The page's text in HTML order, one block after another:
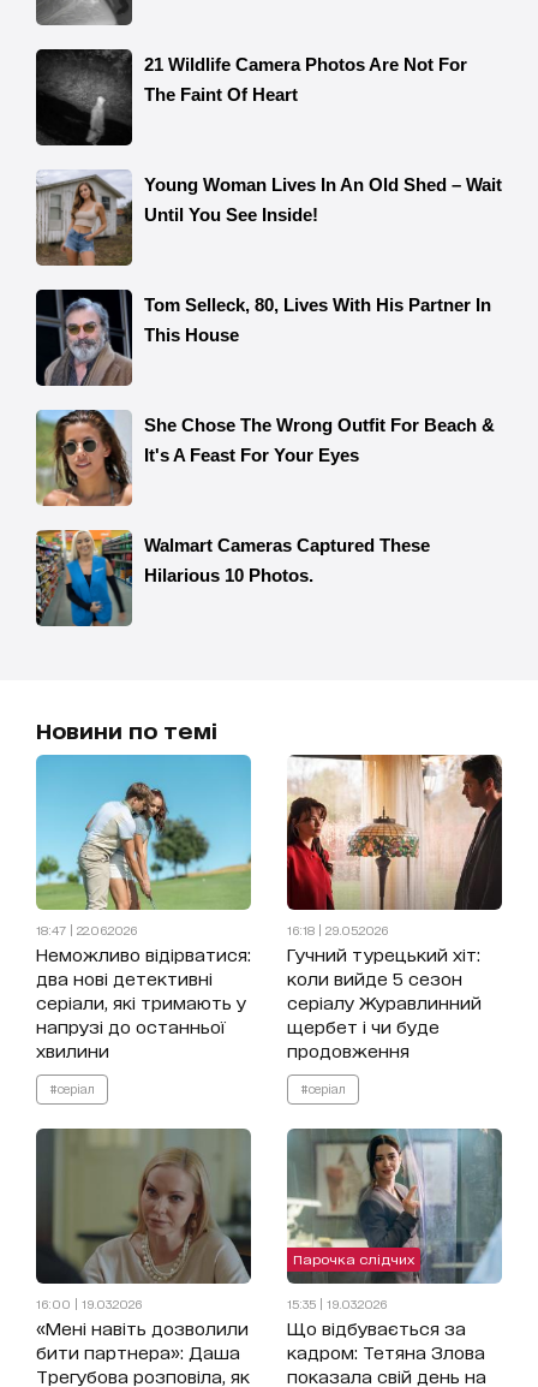
Новини по темі
18:47 | 22.06.2026
Неможливо відірватися:
два нові детективні
серіали, які тримають у
напрузі до останньої
хвилини
#серіал
16:18 | 29.05.2026
Гучний турецький хіт:
коли вийде 5 сезон
серіалу Журавлинний
щербет і чи буде
продовження
#серіал
16:00 | 19.03.2026
«Мені навіть дозволили
бити партнера»: Даша
Трегубова розповіла, як
Парочка слідчих
15:35 | 19.03.2026
Що відбувається за
кадром: Тетяна Злова
показала свій день на